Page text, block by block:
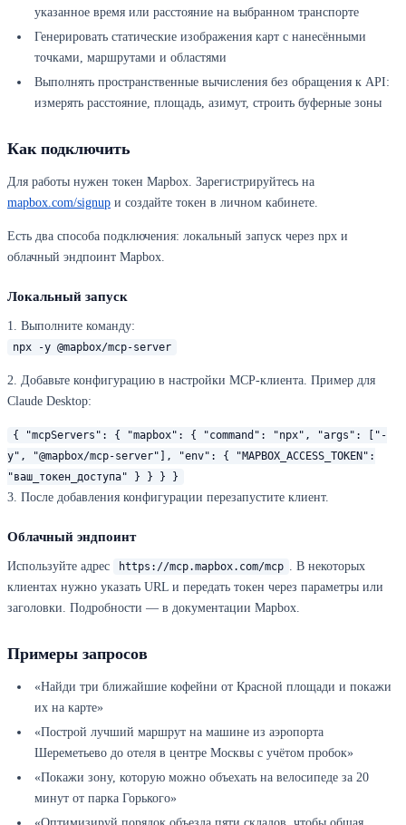
указанное время или расстояние на выбранном транспорте
Генерировать статические изображения карт с нанесёнными
точками, маршрутами и областями
Выполнять пространственные вычисления без обращения к API:
измерять расстояние, площадь, азимут, строить буферные зоны
Как подключить
Для работы нужен токен Mapbox. Зарегистрируйтесь на
mapbox.com/signup и создайте токен в личном кабинете.
Есть два способа подключения: локальный запуск через npx и
облачный эндпоинт Mapbox.
Локальный запуск
1. Выполните команду:
npx -y @mapbox/mcp-server
2. Добавьте конфигурацию в настройки MCP-клиента. Пример для
Claude Desktop:
{ "mcpServers": { "mapbox": { "command": "npx", "args": ["-
y", "@mapbox/mcp-server"], "env": { "MAPBOX_ACCESS_TOKEN":
"ваш_токен_доступа" } } } }
3. После добавления конфигурации перезапустите клиент.
Облачный эндпоинт
Используйте адрес https://mcp.mapbox.com/mcp . В некоторых
клиентах нужно указать URL и передать токен через параметры или
заголовки. Подробности — в документации Mapbox.
Примеры запросов
«Найди три ближайшие кофейни от Красной площади и покажи
их на карте»
«Построй лучший маршрут на машине из аэропорта
Шереметьево до отеля в центре Москвы с учётом пробок»
«Покажи зону, которую можно объехать на велосипеде за 20
минут от парка Горького»